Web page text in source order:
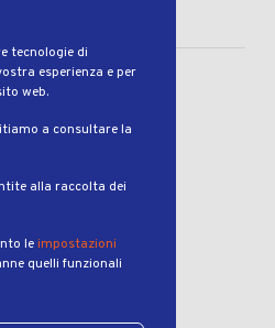
tecnologie di
esperienza e per
web.
a consultare la
alla raccolta dei
leimpostazioni
quelli funzionali